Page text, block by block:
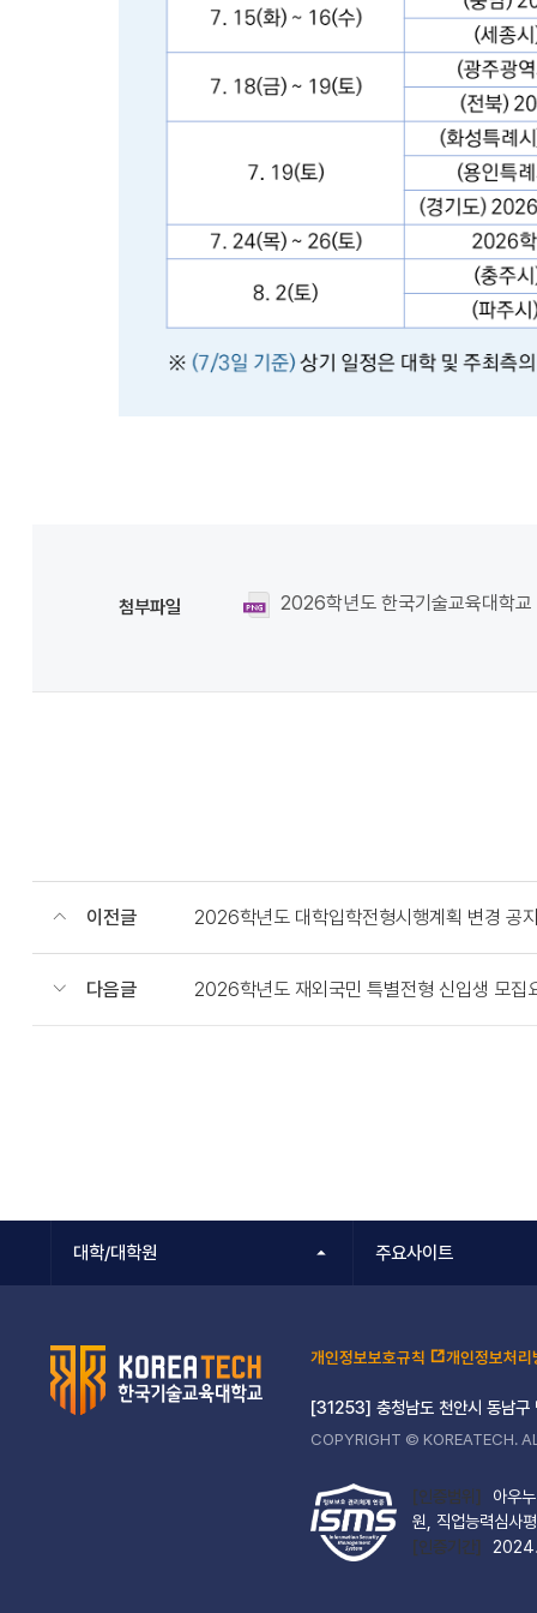
첨부파일 2026학년도 한국기술교육대학
이전글 2026학년도 대학입학전형시행계획 변경 공
다음글 2026학년도 재외국민 특별전형 신입생 모집
대학/대학원 주요사이트
개인정보보호규칙 개인정보처리
[31253] 충청남도 천안시 동남
COPYRIGHT © KOREATECH.
[인증범위]
아우
원, 직업능력심사
[인증기간]